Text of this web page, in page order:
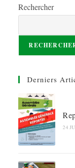
Rechercher
Derniers
24